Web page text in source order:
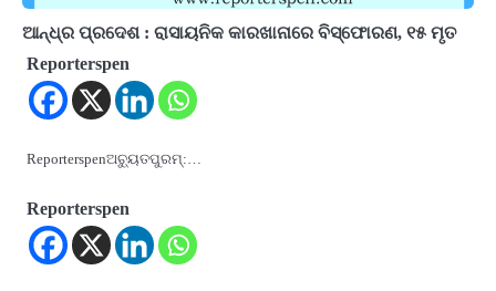
ଆନ୍ଧ୍ର ପ୍ରଦେଶ : ରାସାୟନିକ କାରଖାନାରେ ବିସ୍ଫୋରଣ, ୧୫ ମୃତ
Reporterspen
Reporterspenଅଚ୍ୟୁତପୁରମ୍:…
Reporterspen